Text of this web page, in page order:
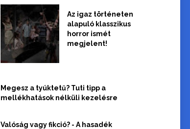
Az igaz történeten
alapuló klasszikus
horror ismét
megjelent!
Megesz a tyúktetű? Tuti tipp a
mellékhatások nélküli kezelésre
Valóság vagy fikció? - A hasadék